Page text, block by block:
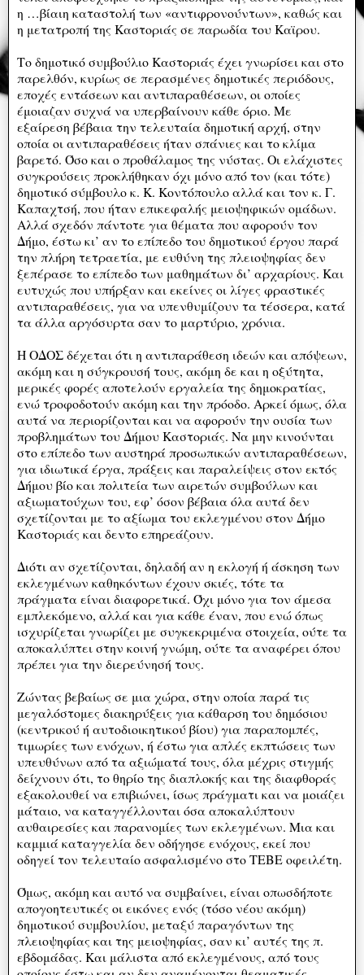
η …βίαιη καταστολή των «αντιφρονούντων», καθώς και
η μετατροπή της Καστοριάς σε παρωδία του Καϊρου.
Το δημοτικό συμβούλιο Καστοριάς έχει γνωρίσει και στο
παρελθόν, κυρίως σε περασμένες δημοτικές περιόδους,
εποχές εντάσεων και αντιπαραθέσεων, οι οποίες
έμοιαζαν συχνά να υπερβαίνουν κάθε όριο. Με
εξαίρεση βέβαια την τελευταία δημοτική αρχή, στην
οποία οι αντιπαραθέσεις ήταν σπάνιες και το κλίμα
βαρετό. Όσο και ο προθάλαμος της νύστας. Οι ελάχιστες
συγκρούσεις προκλήθηκαν όχι μόνο από τον (και τότε)
δημοτικό σύμβουλο κ. Κ. Κοντόπουλο αλλά και τον κ. Γ.
Καπαχτσή, που ήταν επικεφαλής μειοψηφικών ομάδων.
Αλλά σχεδόν πάντοτε για θέματα που αφορούν τον
Δήμο, έστω κι’ αν το επίπεδο του δημοτικού έργου παρά
την πλήρη τετραετία, με ευθύνη της πλειοψηφίας δεν
ξεπέρασε το επίπεδο των μαθημάτων δι’ αρχαρίους. Και
ευτυχώς που υπήρξαν και εκείνες οι λίγες φραστικές
αντιπαραθέσεις, για να υπενθυμίζουν τα τέσσερα, κατά
τα άλλα αργόσυρτα σαν το μαρτύριο, χρόνια.
Η ΟΔΟΣ δέχεται ότι η αντιπαράθεση ιδεών και απόψεων,
ακόμη και η σύγκρουσή τους, ακόμη δε και η οξύτητα,
μερικές φορές αποτελούν εργαλεία της δημοκρατίας,
ενώ τροφοδοτούν ακόμη και την πρόοδο. Αρκεί όμως, όλα
αυτά να περιορίζονται και να αφορούν την ουσία των
προβλημάτων του Δήμου Καστοριάς. Να μην κινούνται
στο επίπεδο των αυστηρά προσωπικών αντιπαραθέσεων,
για ιδιωτικά έργα, πράξεις και παραλείψεις στον εκτός
Δήμου βίο και πολιτεία των αιρετών συμβούλων και
αξιωματούχων του, εφ’ όσον βέβαια όλα αυτά δεν
σχετίζονται με το αξίωμα του εκλεγμένου στον Δήμο
Καστοριάς και δεντο επηρεάζουν.
Διότι αν σχετίζονται, δηλαδή αν η εκλογή ή άσκηση των
εκλεγμένων καθηκόντων έχουν σκιές, τότε τα
πράγματα είναι διαφορετικά. Όχι μόνο για τον άμεσα
εμπλεκόμενο, αλλά και για κάθε έναν, που ενώ όπως
ισχυρίζεται γνωρίζει με συγκεκριμένα στοιχεία, ούτε τα
αποκαλύπτει στην κοινή γνώμη, ούτε τα αναφέρει όπου
πρέπει για την διερεύνησή τους.
Ζώντας βεβαίως σε μια χώρα, στην οποία παρά τις
μεγαλόστομες διακηρύξεις για κάθαρση του δημόσιου
(κεντρικού ή αυτοδιοικητικού βίου) για παραπομπές,
τιμωρίες των ενόχων, ή έστω για απλές εκπτώσεις των
υπευθύνων από τα αξιώματά τους, όλα μέχρις στιγμής
δείχνουν ότι, το θηρίο της διαπλοκής και της διαφθοράς
εξακολουθεί να επιβιώνει, ίσως πράγματι και να μοιάζει
μάταιο, να καταγγέλλονται όσα αποκαλύπτουν
αυθαιρεσίες και παρανομίες των εκλεγμένων. Μια και
καμμιά καταγγελία δεν οδήγησε ενόχους, εκεί που
οδηγεί τον τελευταίο ασφαλισμένο στο ΤΕΒΕ οφειλέτη.
Όμως, ακόμη και αυτό να συμβαίνει, είναι οπωσδήποτε
απογοητευτικές οι εικόνες ενός (τόσο νέου ακόμη)
δημοτικού συμβουλίου, μεταξύ παραγόντων της
πλειοψηφίας και της μειοψηφίας, σαν κι’ αυτές της π.
εβδομάδας. Και μάλιστα από εκλεγμένους, από τους